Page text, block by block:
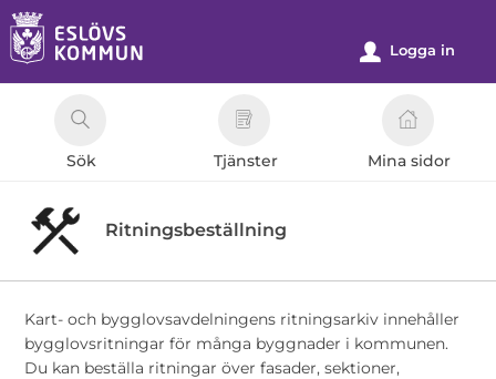
Välkommen
till
e-
tjänster
Eslövs
kommun
Sök Tjänster Mina sidor
u Logga in
Ritningsbeställning
Kart- och bygglovsavdelningens ritningsarkiv innehåller
bygglovsritningar för många byggnader i kommunen.
Du kan beställa ritningar över fasader, sektioner,